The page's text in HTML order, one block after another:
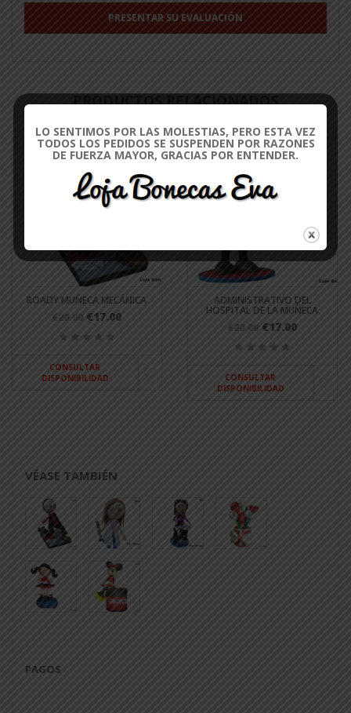
PRODUCTOS RELACIONADOS
ROADY MUÑECA MECÁNICA
€20.00 €17.00
CONSULTAR
DISPONIBILIDAD
ADMINISTRATIVO DEL
HOSPITAL DE LA MUÑECA
€20.00 €17.00
CONSULTAR
DISPONIBILIDAD
VÉASE TAMBIÉN
PAGOS
LO SENTIMOS POR LAS MOLESTIAS, PERO ESTA VEZ
TODOS LOS PEDIDOS SE SUSPENDEN POR RAZONES
DE FUERZA MAYOR, GRACIAS POR ENTENDER.